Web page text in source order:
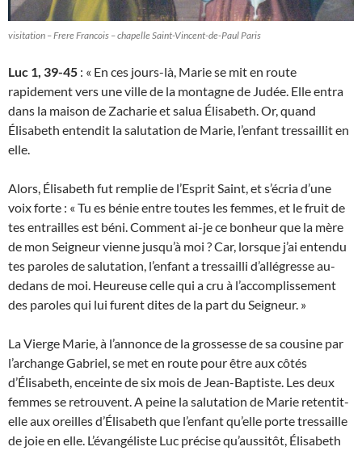
visitation – Frere Francois – chapelle Saint-Vincent-de-Paul Paris
Luc 1, 39-45 : « En ces jours-là, Marie se mit en route
rapidement vers une ville de la montagne de Judée. Elle entra
dans la maison de Zacharie et salua Élisabeth. Or, quand
Élisabeth entendit la salutation de Marie, l’enfant tressaillit en
elle.
Alors, Élisabeth fut remplie de l’Esprit Saint, et s’écria d’une
voix forte : « Tu es bénie entre toutes les femmes, et le fruit de
tes entrailles est béni. Comment ai-je ce bonheur que la mère
de mon Seigneur vienne jusqu’à moi ? Car, lorsque j’ai entendu
tes paroles de salutation, l’enfant a tressailli d’allégresse au-
dedans de moi. Heureuse celle qui a cru à l’accomplissement
des paroles qui lui furent dites de la part du Seigneur. »
La Vierge Marie, à l’annonce de la grossesse de sa cousine par
l’archange Gabriel, se met en route pour être aux côtés
d’Élisabeth, enceinte de six mois de Jean-Baptiste. Les deux
femmes se retrouvent. A peine la salutation de Marie retentit-
elle aux oreilles d’Élisabeth que l’enfant qu’elle porte tressaille
de joie en elle. L’évangéliste Luc précise qu’aussitôt, Élisabeth